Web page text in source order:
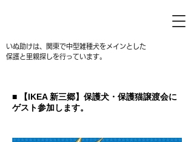
いぬ助けは、関東で中型雑種犬をメインとした
保護と里親探しを行っています。
​■ 【IKEA 新三郷】保護犬・保護猫譲渡会に
ゲスト参加します。